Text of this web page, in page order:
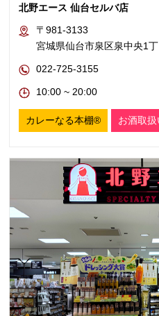
北野エース 仙台セルバ店
〒981-3133
宮城県仙台市泉区泉中央1
022-725-3155
10:00 ~ 20:00
カレーなる本棚® お酒取